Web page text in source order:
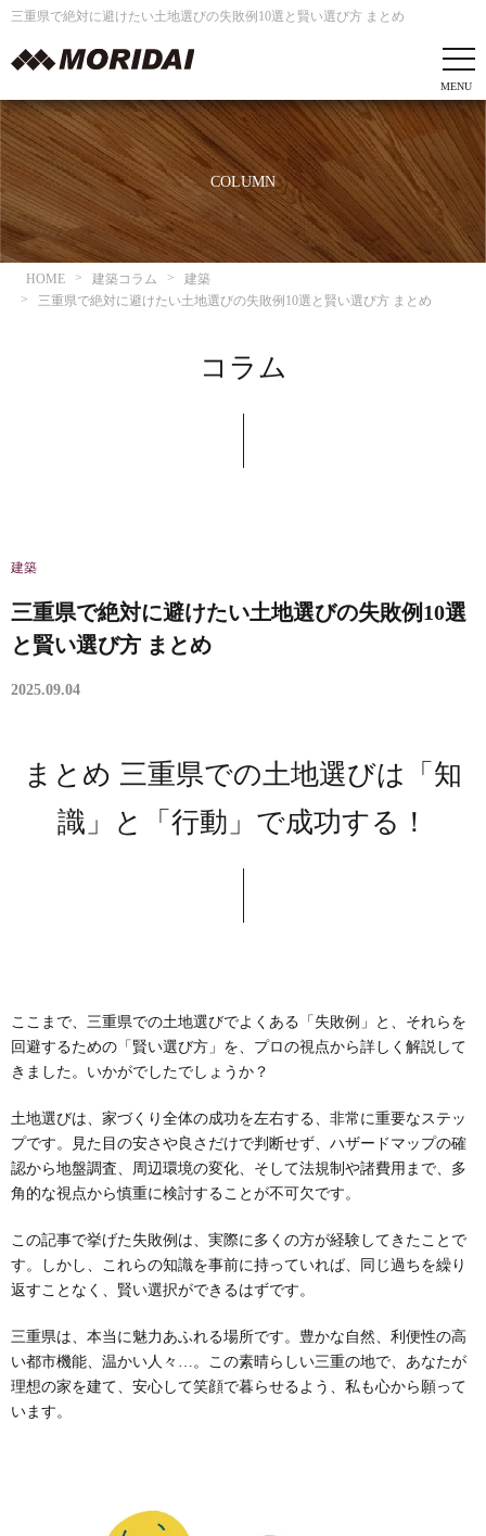
三重県で絶対に避けたい土地選びの失敗例10選と賢い選び方 まとめ
COLUMN
HOME 建築コラム
建築
三重県で絶対に避けたい土地選びの失敗例10選と賢い選び方 まとめ
コラム
建築
三重県で絶対に避けたい土地選びの失敗例10選
と賢い選び方 まとめ
2025.09.04
まとめ 三重県での土地選びは「知
識」と「行動」で成功する！
ここまで、三重県での土地選びでよくある「失敗例」と、それらを
回避するための「賢い選び方」を、プロの視点から詳しく解説して
きました。いかがでしたでしょうか？
土地選びは、家づくり全体の成功を左右する、非常に重要なステッ
プです。見た目の安さや良さだけで判断せず、ハザードマップの確
認から地盤調査、周辺環境の変化、そして法規制や諸費用まで、多
角的な視点から慎重に検討することが不可欠です。
この記事で挙げた失敗例は、実際に多くの方が経験してきたことで
す。しかし、これらの知識を事前に持っていれば、同じ過ちを繰り
返すことなく、賢い選択ができるはずです。
三重県は、本当に魅力あふれる場所です。豊かな自然、利便性の高
い都市機能、温かい人々…。この素晴らしい三重の地で、あなたが
理想の家を建て、安心して笑顔で暮らせるよう、私も心から願って
います。